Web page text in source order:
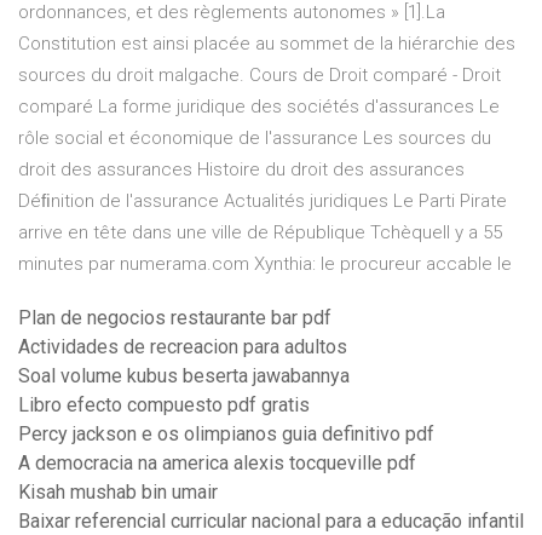
ordonnances, et des règlements autonomes » [1].La
Constitution est ainsi placée au sommet de la hiérarchie des
sources du droit malgache. Cours de Droit comparé - Droit
comparé La forme juridique des sociétés d'assurances Le
rôle social et économique de l'assurance Les sources du
droit des assurances Histoire du droit des assurances
Déﬁnition de l'assurance Actualités juridiques Le Parti Pirate
arrive en tête dans une ville de République TchèqueIl y a 55
minutes par numerama.com Xynthia: le procureur accable le
Plan de negocios restaurante bar pdf
Actividades de recreacion para adultos
Soal volume kubus beserta jawabannya
Libro efecto compuesto pdf gratis
Percy jackson e os olimpianos guia definitivo pdf
A democracia na america alexis tocqueville pdf
Kisah mushab bin umair
Baixar referencial curricular nacional para a educação infantil